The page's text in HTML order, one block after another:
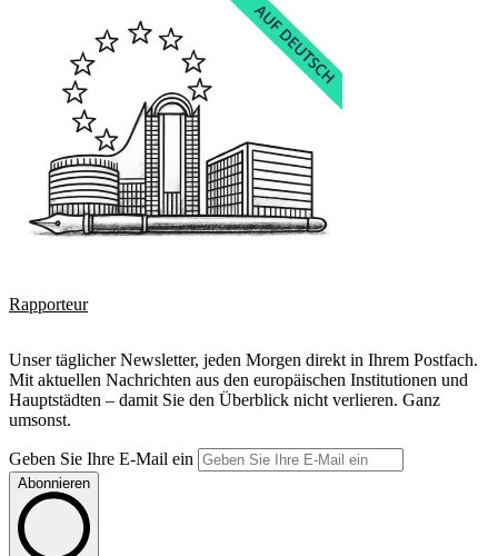
Rapporteur
Unser täglicher Newsletter, jeden Morgen direkt in Ihrem Postfach.
Mit aktuellen Nachrichten aus den europäischen Institutionen und
Hauptstädten – damit Sie den Überblick nicht verlieren. Ganz
umsonst.
Geben Sie Ihre E-Mail ein
Abonnieren